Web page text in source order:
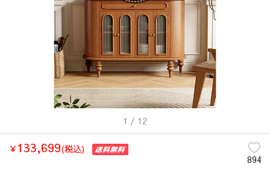
1 / 12
￥133,699(税込)
894